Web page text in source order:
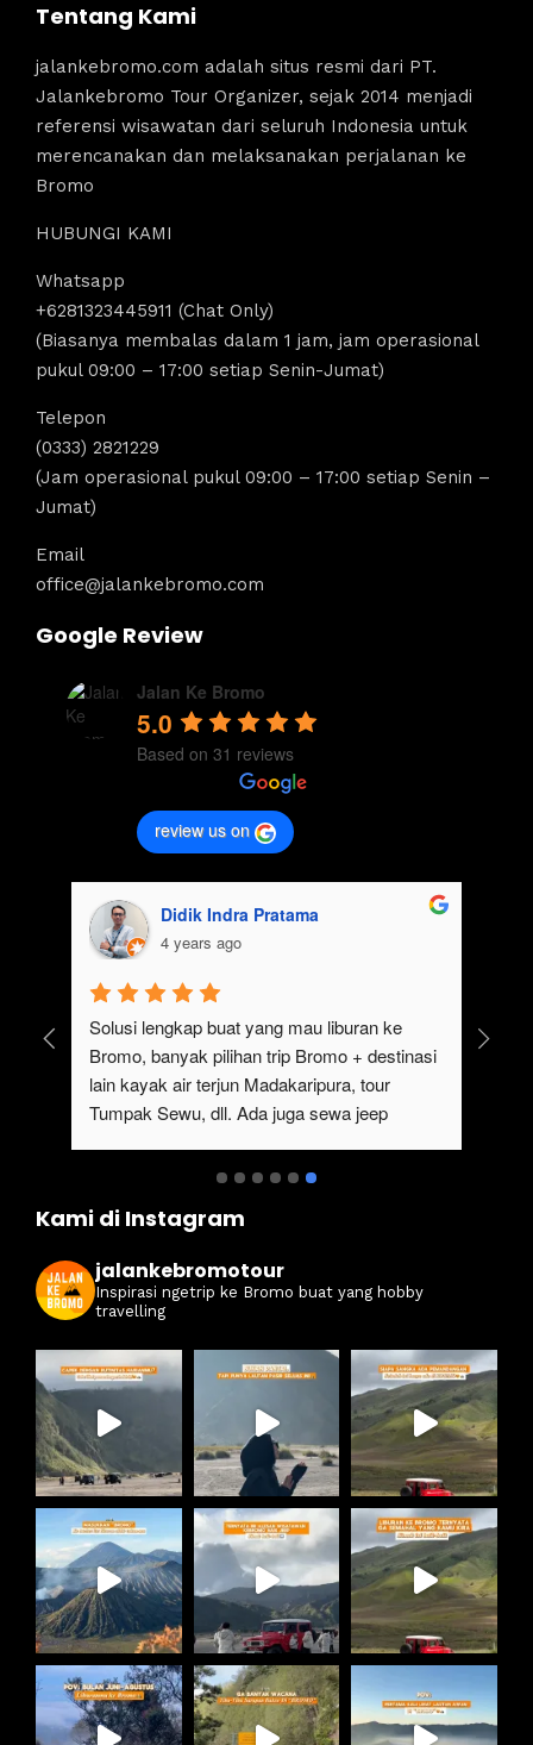
Tentang Kami
jalankebromo.com adalah situs resmi dari PT.
Jalankebromo Tour Organizer, sejak 2014 menjadi
referensi wisawatan dari seluruh Indonesia untuk
merencanakan dan melaksanakan perjalanan ke
Bromo
HUBUNGI KAMI
Whatsapp
+6281323445911 (Chat Only)
(Biasanya membalas dalam 1 jam, jam operasional
pukul 09:00 – 17:00 setiap Senin-Jumat)
Telepon
(0333) 2821229
(Jam operasional pukul 09:00 – 17:00 setiap Senin –
Jumat)
Email
office@jalankebromo.com
Google Review
Jalan Ke Bromo
5.0
Based on 31 reviews
review us on
Didik Indra Pratama
4 years ago
Solusi lengkap buat yang mau liburan ke
Bromo, banyak pilihan trip Bromo + destinasi
lain kayak air terjun Madakaripura, tour
Tumpak Sewu, dll. Ada juga sewa jeep
Kami di Instagram
jalankebromotour
Inspirasi ngetrip ke Bromo buat yang hobby
travelling